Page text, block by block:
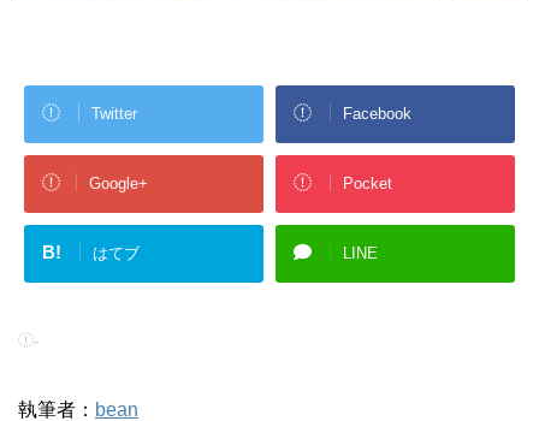
Twitter Facebook
Google+ Pocket
B! はてブ LINE
-
執筆者： bean